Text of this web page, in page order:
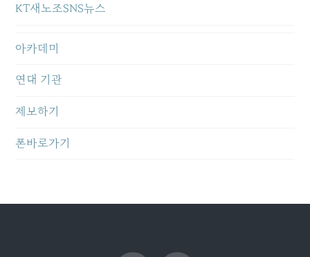
KT새노조SNS뉴스
아카데미
연대 기관
제보하기
폰바로가기